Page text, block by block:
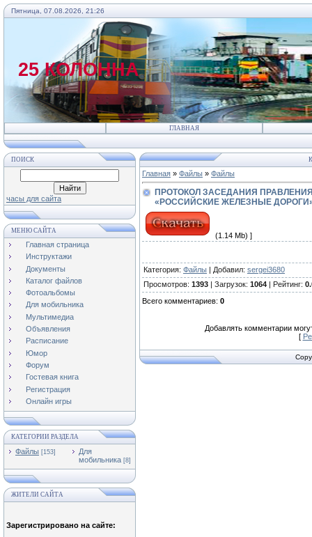
Пятница, 07.08.2026, 21:26
25 КОЛОННА
ГЛАВНАЯ
ПОИСК
часы для сайта
МЕНЮ САЙТА
Главная страница
Инструктажи
Документы
Каталог файлов
Фотоальбомы
Для мобильника
Мультимедиа
Объявления
Расписание
Юмор
Форум
Гостевая книга
Регистрация
Онлайн игры
КАТЕГОРИИ РАЗДЕЛА
Файлы [153]
Для
мобильника [8]
ЖИТЕЛИ САЙТА
Зарегистрировано на сайте:
Главная » Файлы » Файлы
ПРОТОКОЛ ЗАСЕДАНИЯ
«РОССИЙСКИЕ ЖЕЛЕЗНЫЕ
(1.14 Mb) ]
Категория: Файлы | Добавил: sergei3680
Просмотров: 1393 | Загрузок: 1064 | Рейтинг:
Всего комментариев: 0
Добавлять комментарии
[